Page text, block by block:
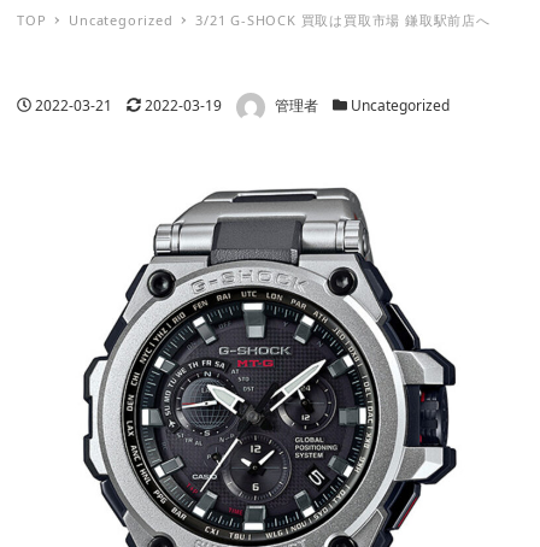
TOP Uncategorized 3/21 G-SHOCK 買取は買取市場 鎌取駅前店へ
投稿日
2022-03-21 更新日
2022-03-19 著者 管理者 カテゴリー
Uncategorized